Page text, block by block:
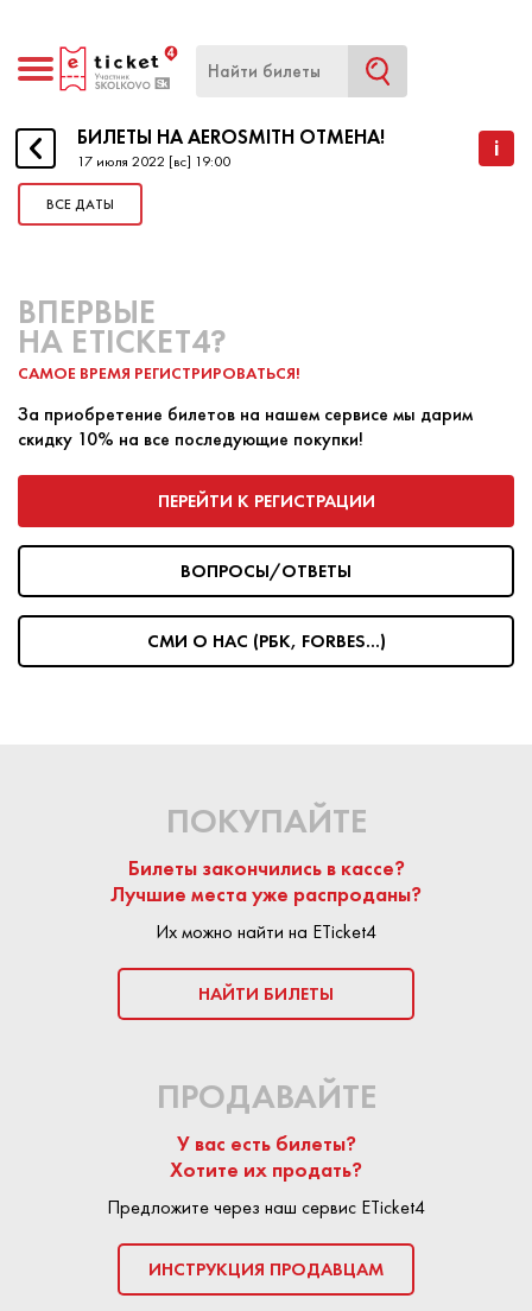
БИЛЕТЫ НА AEROSMITH ОТМЕНА!
НАЧАЛО
Одна из самых успешных рок-групп за всю историю
жанра празднует свое 50-летие масштабным
европейским туром!
ПРОДАЖА БИЛЕТА
На сайте Eticket4 частные продавцы и билетные агенства
размещают предложения по продаже билетов.Любая
сделка является безопасной:площадка Eticket4
выступает гарантом подлинности билета. Средства
БИЛЕТЫ НА AEROSMITH ОТМЕНА!
17 июля 2022 [вс] 19:00 i
ВСЕ ДАТЫ
ВПЕРВЫЕ
НА ETICKET4?
САМОЕ ВРЕМЯ РЕГИСТРИРОВАТЬСЯ!
За приобретение билетов на нашем сервисе мы дарим
скидку 10% на все последующие покупки!
ПЕРЕЙТИ К РЕГИСТРАЦИИ
ВОПРОСЫ/ОТВЕТЫ
СМИ О НАС (РБК, FORBES...)
ПОКУПАЙТЕ
Билеты закончились в кассе?
Лучшие места уже распроданы?
Их можно найти на ETicket4
НАЙТИ БИЛЕТЫ
ПРОДАВАЙТЕ
У вас есть билеты?
Хотите их продать?
Предложите через наш сервис ETicket4
ИНСТРУКЦИЯ ПРОДАВЦАМ